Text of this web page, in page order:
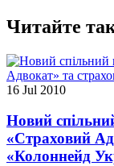
Читайте
16 Jul 2010
Новий
«Страховий
«Колоннейд